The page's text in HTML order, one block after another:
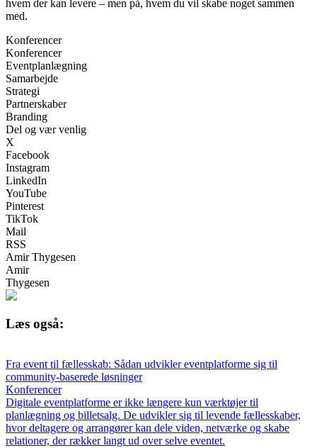
hvem der kan levere – men på, hvem du vil skabe noget sammen
med.
Konferencer
Konferencer
Eventplanlægning
Samarbejde
Strategi
Partnerskaber
Branding
Del og vær venlig
X
Facebook
Instagram
LinkedIn
YouTube
Pinterest
TikTok
Mail
RSS
Amir Thygesen
Amir
Thygesen
Læs også:
Fra event til fællesskab: Sådan udvikler eventplatforme sig til
community-baserede løsninger
Konferencer
Digitale eventplatforme er ikke længere kun værktøjer til
planlægning og billetsalg. De udvikler sig til levende fællesskaber,
hvor deltagere og arrangører kan dele viden, netværke og skabe
relationer, der rækker langt ud over selve eventet.